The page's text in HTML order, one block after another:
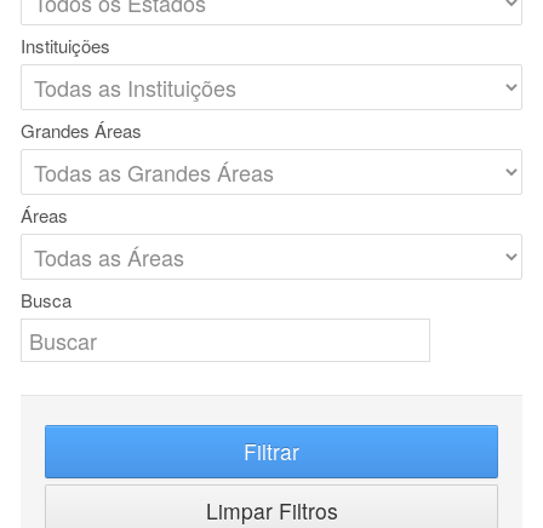
Instituições
Grandes Áreas
Áreas
Busca
Filtrar
Limpar Filtros